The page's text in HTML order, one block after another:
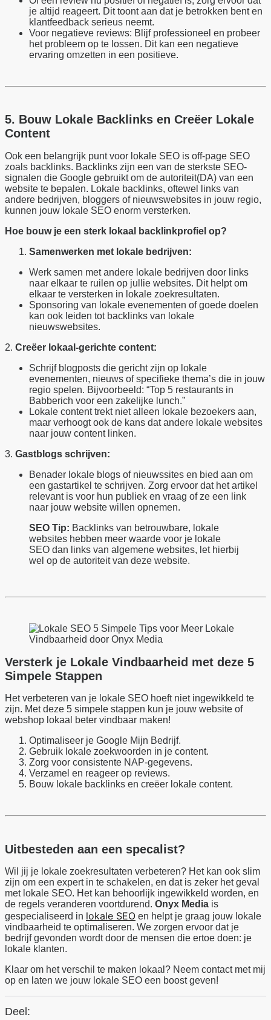
je altijd reageert. Dit toont aan dat je betrokken bent en
klantfeedback serieus neemt.
Voor negatieve reviews: Blijf professioneel en probeer
het probleem op te lossen. Dit kan een negatieve
ervaring omzetten in een positieve.
5. Bouw Lokale Backlinks en Creëer Lokale
Content
Ook een belangrijk punt voor lokale SEO is off-page SEO
zoals backlinks. Backlinks zijn een van de sterkste SEO-
signalen die Google gebruikt om de autoriteit(DA) van een
website te bepalen. Lokale backlinks, oftewel links van
andere bedrijven, bloggers of nieuwswebsites in jouw regio,
kunnen jouw lokale SEO enorm versterken.
Hoe bouw je een sterk lokaal backlinkprofiel op?
Samenwerken met lokale bedrijven:
Werk samen met andere lokale bedrijven door links
naar elkaar te ruilen op jullie websites. Dit helpt om
elkaar te versterken in lokale zoekresultaten.
Sponsoring van lokale evenementen of goede doelen
kan ook leiden tot backlinks van lokale
nieuwswebsites.
2. Creëer lokaal-gerichte content:
Schrijf blogposts die gericht zijn op lokale
evenementen, nieuws of specifieke thema’s die in jouw
regio spelen. Bijvoorbeeld: “Top 5 restaurants in
Babberich voor een zakelijke lunch.”
Lokale content trekt niet alleen lokale bezoekers aan,
maar verhoogt ook de kans dat andere lokale websites
naar jouw content linken.
3. Gastblogs schrijven:
Benader lokale blogs of nieuwssites en bied aan om
een gastartikel te schrijven. Zorg ervoor dat het artikel
relevant is voor hun publiek en vraag of ze een link
naar jouw website willen opnemen.
SEO Tip: Backlinks van betrouwbare, lokale
websites hebben meer waarde voor je lokale
SEO dan links van algemene websites, let hierbij
wel op de autoriteit van deze website.
Versterk je Lokale Vindbaarheid met deze 5
Simpele Stappen
Het verbeteren van je lokale SEO hoeft niet ingewikkeld te
zijn. Met deze 5 simpele stappen kun je jouw website of
webshop lokaal beter vindbaar maken!
Optimaliseer je Google Mijn Bedrijf.
Gebruik lokale zoekwoorden in je content.
Zorg voor consistente NAP-gegevens.
Verzamel en reageer op reviews.
Bouw lokale backlinks en creëer lokale content.
Uitbesteden aan een specalist?
Wil jij je lokale zoekresultaten verbeteren? Het kan ook slim
zijn om een expert in te schakelen, en dat is zeker het geval
met lokale SEO. Het kan behoorlijk ingewikkeld worden, en
de regels veranderen voortdurend. Onyx Media is
gespecialiseerd in lokale SEO en helpt je graag jouw lokale
vindbaarheid te optimaliseren. We zorgen ervoor dat je
bedrijf gevonden wordt door de mensen die ertoe doen: je
lokale klanten.
Klaar om het verschil te maken lokaal? Neem contact met mij
op en laten we jouw lokale SEO een boost geven!
Deel: